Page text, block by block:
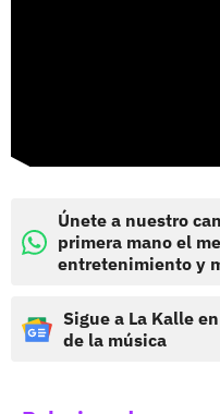
Únete a nuestro
primera mano el
entretenimiento y
Sigue a La Kalle
de la música